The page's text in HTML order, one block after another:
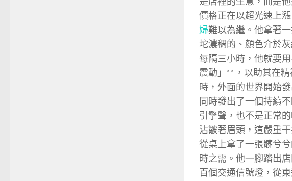
價格正在以超光速上
婦難以為繼。他拿著
坨濃稠的、顏色介於
每隔三小時，他就要
震動」**，以助其在
時，外面的世界開始
同時發出了一個持
引擎聲，也不是正常
沾皺著眉頭，這嚴重
從桌上拿了一張髒兮
時之需。他一腳踏出
百個交通信號燈，從